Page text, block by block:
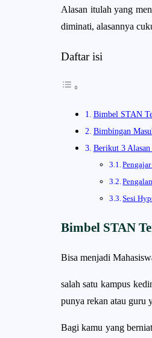
Alasan itulah yang
diminati, alasannya
Daftar isi
Bimbel STAN
Bimbingan
Berikut 3
Sesi
Bimbel STAN
Bisa menjadi
salah satu kampus
punya rekan atau guru
Bagi kamu yang